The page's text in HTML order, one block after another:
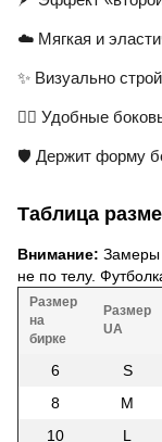
☁️ Мягкая и
✨ Визуально
🤸‍♀️ Удобные
🛡️ Держит форму
Таблица
Внимание: Замеры
не по телу.
Размер
на
бирке
Размер
UA
6 S
8
M
10
L